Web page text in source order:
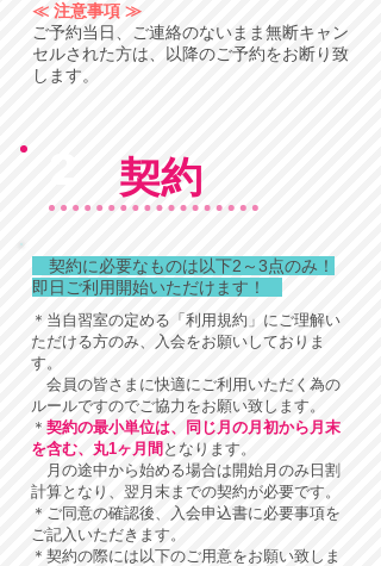
≪ 注意事項 ≫
​ご予約当日、ご連絡のないまま無断キャン
セルされた方は、以降のご予約をお断り致
します。
契約
契約に必要なものは以下2～3点のみ！
即日ご利用開始いただけます！
＊当自習室の定める「利用規約」にご理解い
ただける方のみ、入会をお願いしておりま
す。
会員の皆さまに快適にご利用いただく為の
ルールですのでご協力をお願い致します。
＊ 契約の最小単位は、同じ月の月初から月末
を含む、丸1ヶ月間 となります。
月の途中から始める場合は開始月のみ日割
計算となり、翌月末までの契約が必要です。
＊ご同意の確認後、入会申込書に必要事項を
ご記入いただきます。
＊契約の際には以下のご用意をお願い致しま